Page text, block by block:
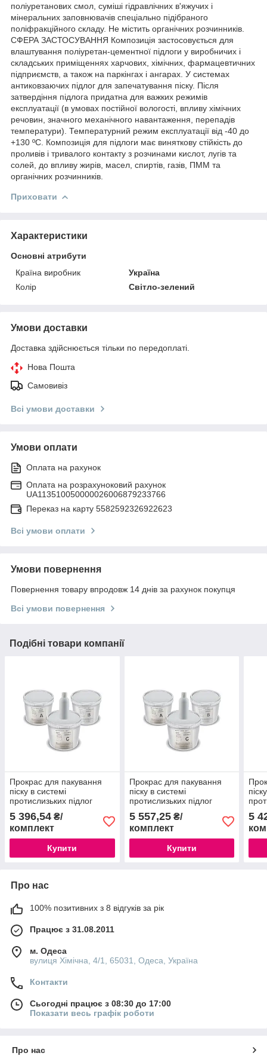
поліуретанових смол, суміші гідравлічних в'яжучих і
мінеральних заповнювачів спеціально підібраного
поліфракційного складу. Не містить органічних розчинників.
СФЕРА ЗАСТОСУВАННЯ Композиція застосовується для
влаштування поліуретан-цементної підлоги у виробничих і
складських приміщеннях харчових, хімічних, фармацевтичних
підприємств, а також на паркінгах і ангарах. У системах
антиковзаючих підлог для запечатування піску. Після
затвердіння підлога придатна для важких режимів
експлуатації (в умовах постійної вологості, впливу хімічних
речовин, значного механічного навантаження, перепадів
температури). Температурний режим експлуатації від -40 до
+130 ºС. Композиція для підлоги має виняткову стійкість до
проливів і тривалого контакту з розчинами кислот, лугів та
солей, до впливу жирів, масел, спиртів, газів, ПММ та
органічних розчинників.
Приховати
Характеристики
Основні атрибути
Країна виробник
Україна
Колір
Світло-зелений
Умови доставки
Доставка здійснюється тільки по передоплаті.
Нова Пошта
Самовивіз
Всі умови доставки
Умови оплати
Оплата на рахунок
Оплата на розрахуноковий рахунок
UA113510050000026006879233766
Переказ на карту 5582592326922623
Всі умови оплати
Умови повернення
Повернення товару впродовж 14 днів за рахунок покупця
Всі умови повернення
Подібні товари компанії
Прокрас для пакування
піску в системі
протислизьких підлог
-Сірий (9кг)
5 396,54 ₴/
комплект
Купити
Прокрас для пакування
піску в системі
протислизьких підлог
9,0 кг
5 557,25₴/
комплект
Купити
9,0
5
Про нас
100% позитивних з 8 відгуків за рік
Працює з 31.08.2011
м. Одеса
вулиця Хімічна, 4/1, 65031, Одеса, Україна
Контакти
Сьогодні працює з 08:30 до 17:00
Показати весь графік роботи
Про нас